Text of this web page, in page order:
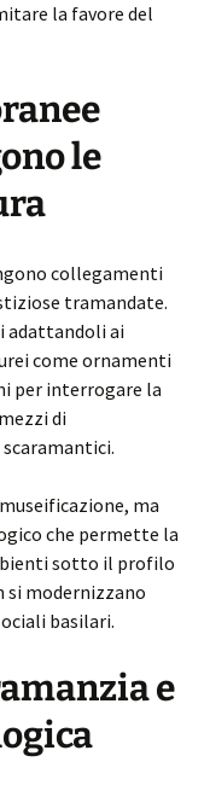
la favore del
le
collegamenti
tramandate.
adattandoli ai
come ornamenti
per interrogare la
di
ma
che permette la
sotto il profilo
si modernizzano
basilari.
e